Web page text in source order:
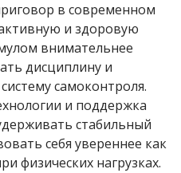
в современном
и здоровую
внимательнее
дисциплину и
самоконтроля.
и поддержка
стабильный
себя увереннее как
физических нагрузках.